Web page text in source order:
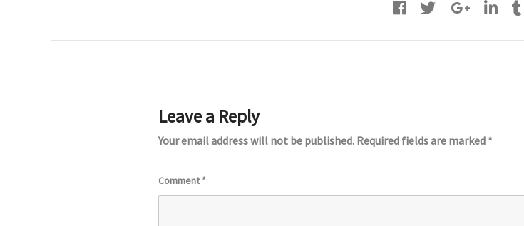
Leave a Reply
Your email address will not be published. Required fields are marked *
Comment*